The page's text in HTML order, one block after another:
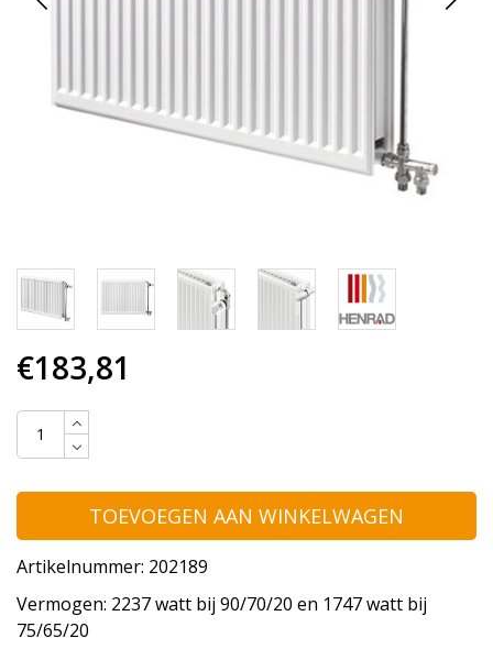
€183,81
TOEVOEGEN AAN WINKELWAGEN
Artikelnummer: 202189
Vermogen: 2237 watt bij 90/70/20 en 1747 watt bij
75/65/20